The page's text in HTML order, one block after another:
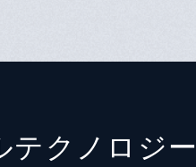
テクノロジー